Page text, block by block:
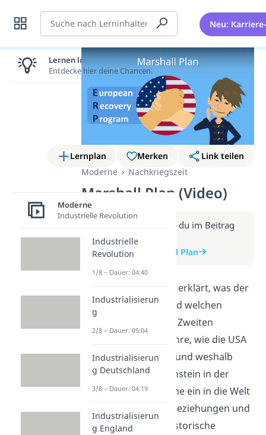
Suche Neu:
Lernplan Merken
Link teilen
Moderne
Nachkriegszeit
Marshall Plan (Video)
Weitere Infos erhältst du im Beitrag
zum Video
zum Beitrag: Marshall Plan
In diesem Video wird erklärt, was der
Marshall Plan war und welchen
Einfluss er nach dem Zweiten
Weltkrieg hatte. Erfahre, wie die USA
Europa unterstützte und weshalb
dieser Plan als Meilenstein in der
Geschichte gilt. Tauche ein in die Welt
der internationalen Beziehungen und
entdecke wichtige historische
Lernen lohnt sich!
Entdecke hier deine Chancen.
Moderne
Industrielle Revolution
Industrielle
Revolution
1/8 – Dauer: 04:40
Industrialisierun
g
2/8 – Dauer: 05:04
Industrialisierun
g Deutschland
3/8 – Dauer: 04:19
Industrialisierun
g England